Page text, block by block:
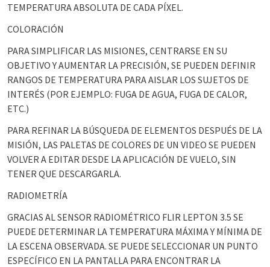
TEMPERATURA ABSOLUTA DE CADA PÍXEL.
COLORACIÓN
PARA SIMPLIFICAR LAS MISIONES, CENTRARSE EN SU
OBJETIVO Y AUMENTAR LA PRECISIÓN, SE PUEDEN DEFINIR
RANGOS DE TEMPERATURA PARA AISLAR LOS SUJETOS DE
INTERÉS (POR EJEMPLO: FUGA DE AGUA, FUGA DE CALOR,
ETC.)
PARA REFINAR LA BÚSQUEDA DE ELEMENTOS DESPUÉS DE LA
MISIÓN, LAS PALETAS DE COLORES DE UN VIDEO SE PUEDEN
VOLVER A EDITAR DESDE LA APLICACIÓN DE VUELO, SIN
TENER QUE DESCARGARLA.
RADIOMETRÍA
GRACIAS AL SENSOR RADIOMÉTRICO FLIR LEPTON 3.5 SE
PUEDE DETERMINAR LA TEMPERATURA MÁXIMA Y MÍNIMA DE
LA ESCENA OBSERVADA. SE PUEDE SELECCIONAR UN PUNTO
ESPECÍFICO EN LA PANTALLA PARA ENCONTRAR LA